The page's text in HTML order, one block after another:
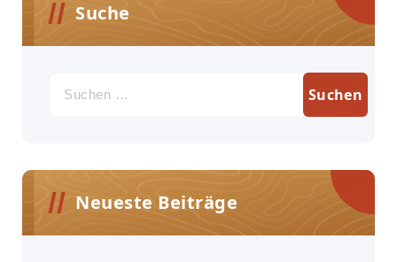
Suche
nach:
Neueste Beiträge